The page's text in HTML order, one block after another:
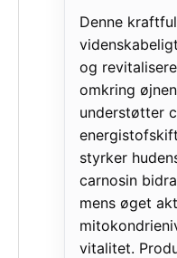
Denne
og
omkring
understøtter
styrker
carnosin
mens øget
vitalitet.